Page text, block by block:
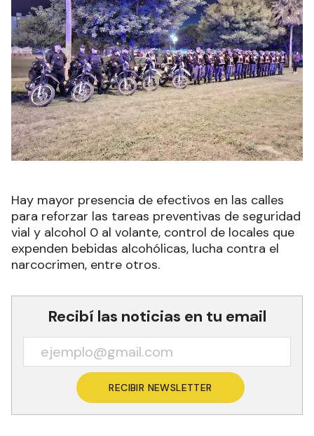
Hay mayor presencia de efectivos en las calles
para reforzar las tareas preventivas de seguridad
vial y alcohol 0 al volante, control de locales que
expenden bebidas alcohólicas, lucha contra el
narcocrimen, entre otros.
Recibí las noticias en tu email
RECIBIR NEWSLETTER